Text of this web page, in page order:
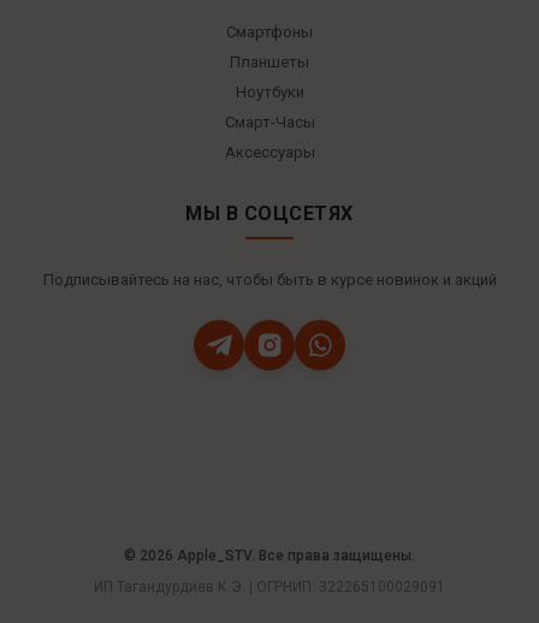
Смартфоны
Планшеты
Ноутбуки
Смарт-Часы
Аксессуары
МЫ В СОЦСЕТЯХ
Подписывайтесь на нас, чтобы быть в курсе новинок и акций
© 2026 Apple_STV. Все права защищены.
ИП Тагандурдиев К.Э. | ОГРНИП: 322265100029091